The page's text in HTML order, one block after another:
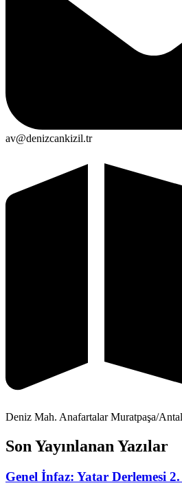
av@denizcankizil.tr
Deniz Mah. Anafartalar Muratpaşa/
Son Yayınlanan Yazılar
Genel İnfaz: Yatar Derlemesi